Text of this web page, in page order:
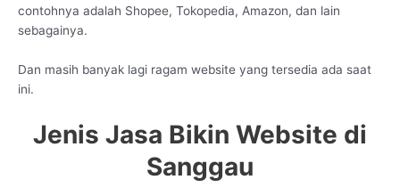
contohnya adalah Shopee, Tokopedia, Amazon, dan lain
sebagainya.
Dan masih banyak lagi ragam website yang tersedia ada saat
ini.
Jenis Jasa Bikin Website di
Sanggau